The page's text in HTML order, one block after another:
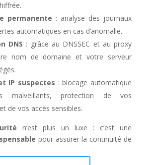
permanente : analyse des journaux
automatiques en cas d’anomalie.
DNS : grâce au DNSSEC et au proxy
nom de domaine et votre serveur
IP suspectes : blocage automatique
malveillants, protection de vos
de vos accès sensibles.
n’est plus un luxe : c’est une
pour assurer la continuité de